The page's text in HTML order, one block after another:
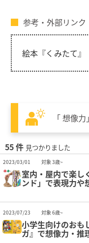
参考・外部リンク
絵本『くみたて』
「 想像
55 件 見つかりました
2023/03/01 対象 3歳~
室内・屋内で楽し
ンド」で表現力や
2023/07/23 対象 6歳~
小学生向けのおも
ガ』で想像力・推